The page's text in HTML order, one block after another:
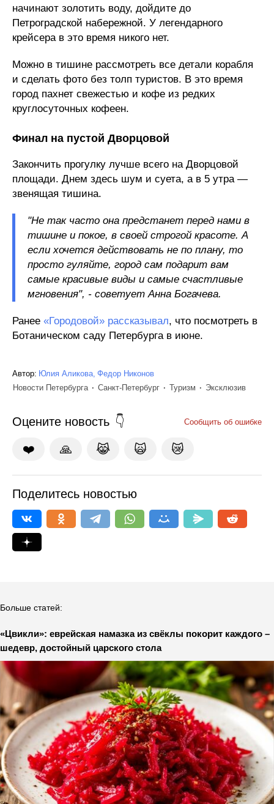
начинают золотить воду, дойдите до
Петроградской набережной. У легендарного
крейсера в это время никого нет.
Можно в тишине рассмотреть все детали корабля
и сделать фото без толп туристов. В это время
город пахнет свежестью и кофе из редких
круглосуточных кофеен.
Финал на пустой Дворцовой
Закончить прогулку лучше всего на Дворцовой
площади. Днем здесь шум и суета, а в 5 утра —
звенящая тишина.
"Не так часто она предстанет перед нами в
тишине и покое, в своей строгой красоте. А
если хочется действовать не по плану, то
просто гуляйте, город сам подарит вам
самые красивые виды и самые счастливые
мгновения", - советует Анна Богачева.
Ранее «Городовой» рассказывал, что посмотреть в
Ботаническом саду Петербурга в июне.
Автор: Юлия Аликова Федор Никонов
Новости Петербурга
Санкт-Петербург Туризм Эксклюзив
Оцените новость Сообщить об ошибке
❤️ 🙏 😹 🙀 😿
Поделитесь новостью
Больше статей:
«Цвикли»: еврейская намазка из свёклы покорит каждого –
шедевр, достойный царского стола